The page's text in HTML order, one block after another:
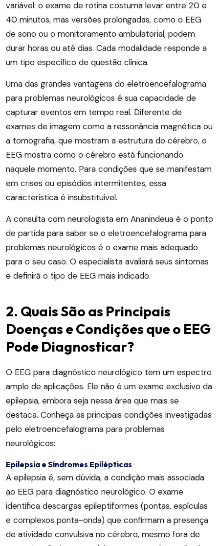
variável: o exame de rotina costuma levar entre 20 e
40 minutos, mas versões prolongadas, como o EEG
de sono ou o monitoramento ambulatorial, podem
durar horas ou até dias. Cada modalidade responde a
um tipo específico de questão clínica.
Uma das grandes vantagens do eletroencefalograma
para problemas neurológicos é sua capacidade de
capturar eventos em tempo real. Diferente de
exames de imagem como a ressonância magnética ou
a tomografia, que mostram a estrutura do cérebro, o
EEG mostra como o cérebro está funcionando
naquele momento. Para condições que se manifestam
em crises ou episódios intermitentes, essa
característica é insubstituível.
A consulta com neurologista em Ananindeua é o ponto
de partida para saber se o eletroencefalograma para
problemas neurológicos é o exame mais adequado
para o seu caso. O especialista avaliará seus sintomas
e definirá o tipo de EEG mais indicado.
2. Quais São as Principais
Doenças e Condições que o EEG
Pode Diagnosticar?
O EEG para diagnóstico neurológico tem um espectro
amplo de aplicações. Ele não é um exame exclusivo da
epilepsia, embora seja nessa área que mais se
destaca. Conheça as principais condições investigadas
pelo eletroencefalograma para problemas
neurológicos:
Epilepsia e Síndromes Epilépticas
A epilepsia é, sem dúvida, a condição mais associada
ao EEG para diagnóstico neurológico. O exame
identifica descargas epileptiformes (pontas, espículas
e complexos ponta-onda) que confirmam a presença
de atividade convulsiva no cérebro, mesmo fora de